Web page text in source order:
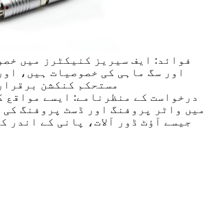
فوائد: ایف سیریز کنیکٹرز میں
اور سگ ماہی کی خصوصیات ہیں،
مستحکم کنکشن
درخواست کے منظرنامے: ایسے مواقع
میں واٹر پروفنگ اور ڈسٹ پروفنگ کی
جیسے آؤٹ ڈور آلات، پانی کے اندر